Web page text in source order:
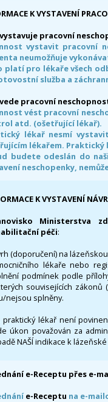
K VYSTAVENÍ
pracovní
vystavit pracovní
neumožňuje
platí pro lékaře všech
služba a
pracovní
vést pracovní
atd. (ošetřující lékař).
lékař nesmí
lékařem.
budete odeslán do
neschopenky,
K VYSTAVENÍ
Ministerstva
péči:
(doporučení) na
lékaře nebo
podmínek podle
souvisejících zákonů
nejsou splněny.
praktický lékař není
úkon považován za
NAŠÍ indikace k lázeňské
e-Receptu přes e-
e-Receptu na e-